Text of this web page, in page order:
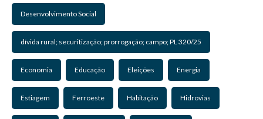
Desenvolvimento Social
dívida rural; securitização; prorrogação; campo; PL 320/25
Economia Educação Eleições Energia
Estiagem Ferroeste Habitação Hidrovias